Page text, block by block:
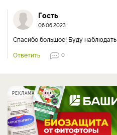
Гость
06.06.2023
Спасибо большое! Буду наблюдать
Ответить
0
РЕКЛАМА